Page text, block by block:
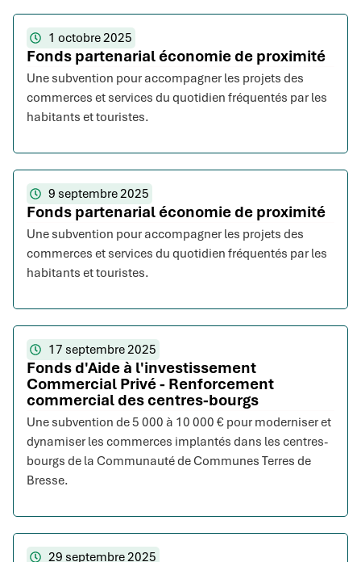
1 octobre 2025
Fonds partenarial économie de proximité
Une subvention pour accompagner les projets des
commerces et services du quotidien fréquentés par les
habitants et touristes.
9 septembre 2025
Fonds partenarial économie de proximité
Une subvention pour accompagner les projets des
commerces et services du quotidien fréquentés par les
habitants et touristes.
17 septembre 2025
Fonds d'Aide à l'investissement
Commercial Privé - Renforcement
commercial des centres-bourgs
Une subvention de 5 000 à 10 000 € pour moderniser et
dynamiser les commerces implantés dans les centres-
bourgs de la Communauté de Communes Terres de
Bresse.
29 septembre 2025